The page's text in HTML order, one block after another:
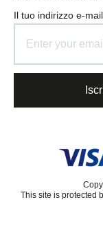
il tuo indirizzo e-
This site is protected